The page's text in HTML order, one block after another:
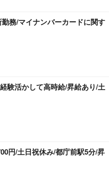
務/マイナンバーカードに関す
験活かして高時給/昇給あり/土
円/土日祝休み/都庁前駅5分/昇